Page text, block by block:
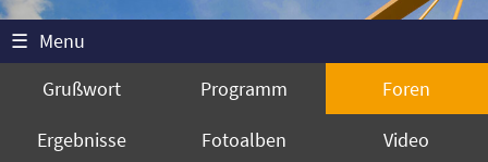
☰ Menu
Grußwort
Programm Foren
Ergebnisse Fotoalben Video